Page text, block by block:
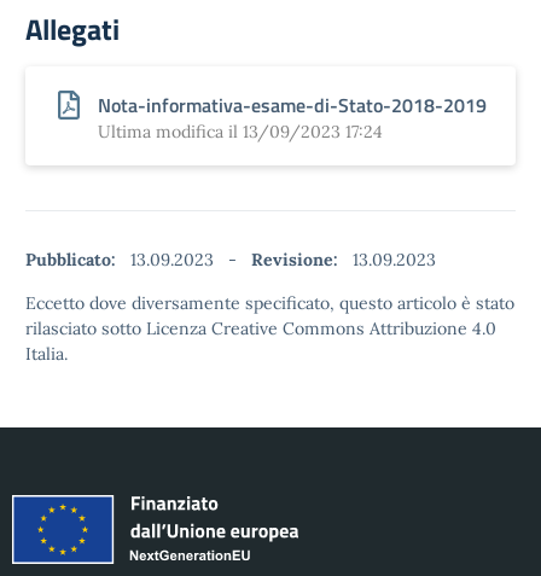
Allegati
Nota-informativa-esame-di-Stato-2018-2019
Ultima modifica il 13/09/2023 17:24
Pubblicato: 13.09.2023 - Revisione:
13.09.2023
Eccetto dove diversamente specificato, questo articolo è stato
rilasciato sotto Licenza Creative Commons Attribuzione 4.0
Italia.